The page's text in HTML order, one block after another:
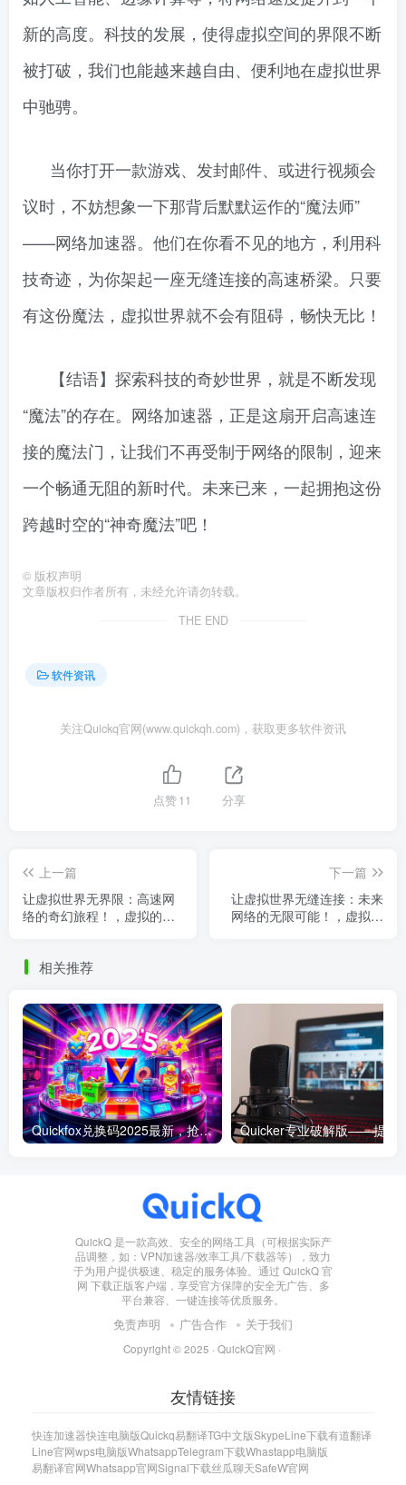
新的高度。科技的发展，使得虚拟空间的界限不断
被打破，我们也能越来越自由、便利地在虚拟世界
中驰骋。
当你打开一款游戏、发封邮件、或进行视频会
议时，不妨想象一下那背后默默运作的“魔法师”
——网络加速器。他们在你看不见的地方，利用科
技奇迹，为你架起一座无缝连接的高速桥梁。只要
有这份魔法，虚拟世界就不会有阻碍，畅快无比！
【结语】探索科技的奇妙世界，就是不断发现
“魔法”的存在。网络加速器，正是这扇开启高速连
接的魔法门，让我们不再受制于网络的限制，迎来
一个畅通无阻的新时代。未来已来，一起拥抱这份
跨越时空的“神奇魔法”吧！
© 版权声明
文章版权归作者所有，未经允许请勿转载。
THE END
软件资讯
关注Quickq官网(www.quickqh.com)，获取更多软件资讯
点赞11 分享
上一篇
让虚拟世界无界限：高速网
络的奇幻旅程！，虚拟的网
下一篇
让虚拟世界无缝连接：未来
网络的无限可能！，虚拟世
相关推荐
Quickfox兑换码2025最新，抢先获取专属福利！
QuickQ 是一款高效、安全的网络工具（可根据实际产
品调整，如：VPN加速器/效率工具/下载器等），致力
于为用户提供极速、稳定的服务体验。通过 QuickQ 官
网 下载正版客户端，享受官方保障的安全无广告、多
平台兼容、一键连接等优质服务。
免责声明 广告合作 关于我们
Copyright © 2025 · QuickQ官网 ·
友情链接
快连加速器快连电脑版Quickq易翻译TG中文版SkypeLine下载有道翻译
Line官网wps电脑版WhatsappTelegram下载Whastapp电脑版
易翻译官网Whatsapp官网Signal下载丝瓜聊天SafeW官网